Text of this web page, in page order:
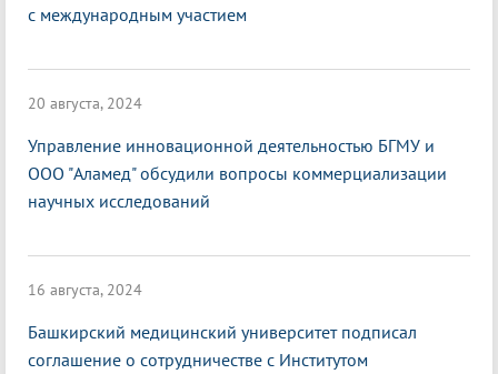
с международным участием
20 августа, 2024
Управление инновационной деятельностью БГМУ и
ООО "Аламед" обсудили вопросы коммерциализации
научных исследований
16 августа, 2024
Башкирский медицинский университет подписал
соглашение о сотрудничестве с Институтом